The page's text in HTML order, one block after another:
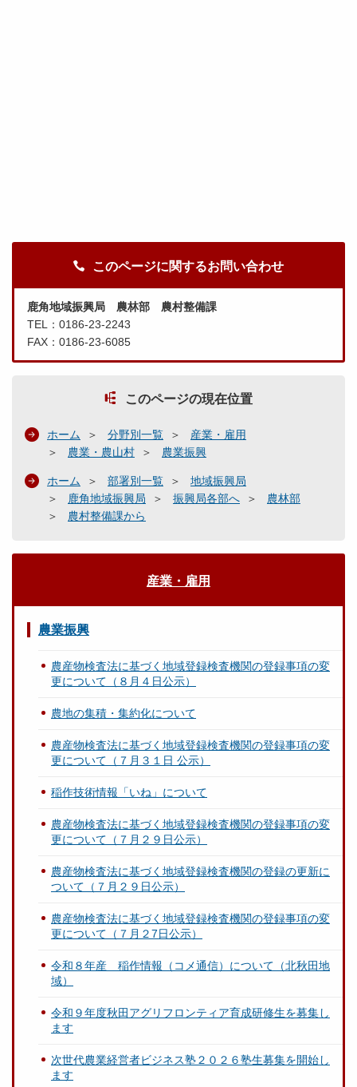
このページに関するお問い合わせ
鹿角地域振興局 農林部 農村整備課
TEL：0186-23-2243
FAX：0186-23-6085
このページの現在位置
ホーム 分野別一覧
産業・雇用
農業・農山村
農業振興
ホーム 部署別一覧
地域振興局
鹿角地域振興局
振興局各部へ
農林部
農村整備課から
産業・雇用
農業振興
農産物検査法に基づく地域登録検査機関の登録事項の変
更について（８月４日公示）
農地の集積・集約化について
農産物検査法に基づく地域登録検査機関の登録事項の変
更について（７月３１日 公示）
稲作技術情報「いね」について
農産物検査法に基づく地域登録検査機関の登録事項の変
更について（７月２９日公示）
農産物検査法に基づく地域登録検査機関の登録の更新に
ついて（７月２９日公示）
農産物検査法に基づく地域登録検査機関の登録事項の変
更について（７月２7日公示）
令和８年産 稲作情報（コメ通信）について（北秋田地
域）
令和９年度秋田アグリフロンティア育成研修生を募集し
ます
次世代農業経営者ビジネス塾２０２６塾生募集を開始し
ます